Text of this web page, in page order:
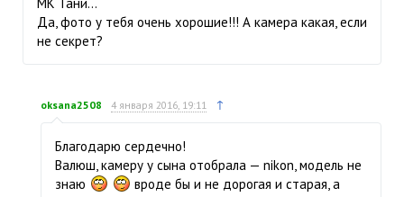
Да, фото у тебя очень хорошие!!! А камера какая, если
не секрет?
oksana2508 4 января 2016, 19:11 ↑
Благодарю сердечно!
Валюш, камеру у сына отобрала — nikon, модель не
знаю
вроде бы и не дорогая и старая, а